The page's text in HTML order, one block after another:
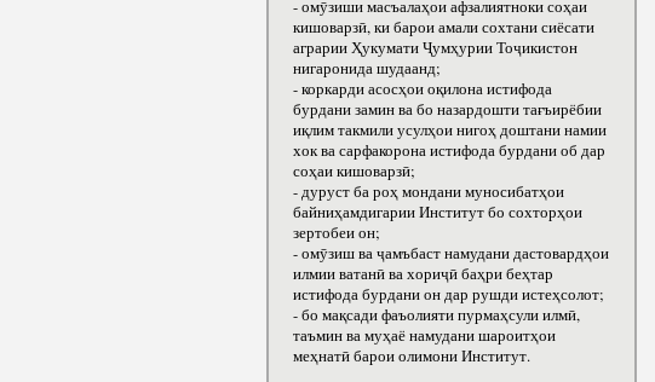
- омӯзиши масъалаҳои афзалиятноки соҳаи
кишоварзӣ, ки барои амали сохтани сиёсати
аграрии Ҳукумати Ҷумҳурии Тоҷикистон
нигаронида шудаанд;
- коркарди асосҳои оқилона истифода
бурдани замин ва бо назардошти тағъирёбии
иқлим такмили усулҳои нигоҳ доштани намии
хок ва сарфакорона истифода бурдани об дар
соҳаи кишоварзӣ;
- дуруст ба роҳ мондани муносибатҳои
байниҳамдигарии Институт бо сохторҳои
зертобеи он;
- омӯзиш ва ҷамъбаст намудани дастовардҳои
илмии ватанӣ ва хориҷӣ баҳри беҳтар
истифода бурдани он дар рушди истеҳсолот;
- бо мақсади фаъолияти пурмаҳсули илмӣ,
таъмин ва муҳаё намудани шароитҳои
меҳнатӣ барои олимони Институт.